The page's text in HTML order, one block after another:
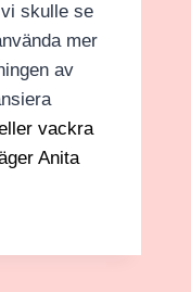
skulle se
mer
av
vackra
Anita